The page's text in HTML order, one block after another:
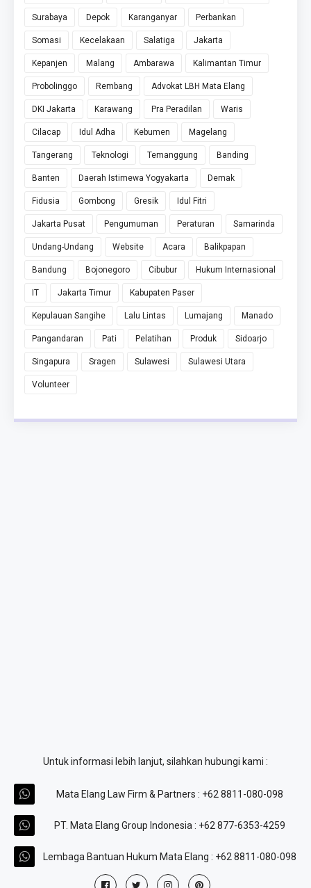
Surabaya Depok Karanganyar Perbankan
Somasi Kecelakaan Salatiga Jakarta
Kepanjen Malang Ambarawa Kalimantan Timur
Probolinggo Rembang Advokat LBH Mata Elang
DKI Jakarta Karawang Pra Peradilan Waris
Cilacap Idul Adha Kebumen Magelang
Tangerang Teknologi Temanggung Banding
Banten Daerah Istimewa Yogyakarta Demak
Fidusia Gombong Gresik Idul Fitri
Jakarta Pusat Pengumuman Peraturan Samarinda
Undang-Undang Website Acara Balikpapan
Bandung Bojonegoro Cibubur Hukum Internasional
IT Jakarta Timur Kabupaten Paser
Kepulauan Sangihe Lalu Lintas Lumajang Manado
Pangandaran Pati Pelatihan Produk Sidoarjo
Singapura Sragen Sulawesi Sulawesi Utara
Volunteer
Untuk informasi lebih lanjut, silahkan hubungi kami :
Mata Elang Law Firm & Partners : +62 8811-080-098
PT. Mata Elang Group Indonesia : +62 877-6353-4259
Lembaga Bantuan Hukum Mata Elang : +62 8811-080-098